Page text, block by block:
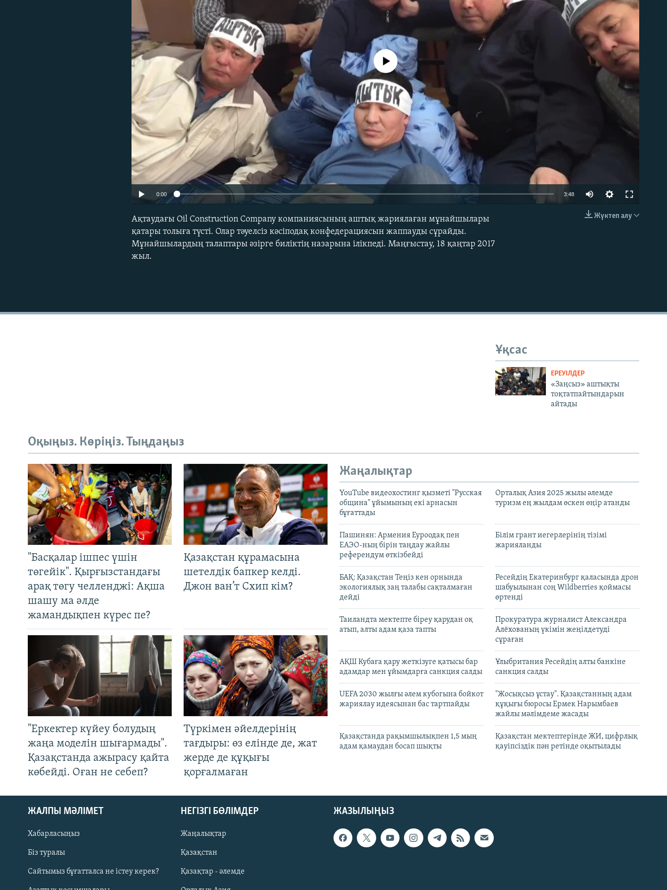
Русский
EMBED
No media source currently available
0:00 3:48
Жүктеп алу
Ақтаудағы Oil Construction Company компаниясының аштық жариялаған мұнайшылары
қатары толыға түсті. Олар тәуелсіз кәсіподақ конфедерациясын жаппауды сұрайды.
Мұнайшылардың талаптары әзірге биліктің назарына ілікпеді. Маңғыстау, 18 қаңтар 2017
жыл.
Ұқсас
ЕРЕУІЛДЕР
«Заңсыз» аштықты
тоқтатпайтындарын
айтады
Оқыңыз. Көріңіз. Тыңдаңыз
"Басқалар ішпес үшін
төгейік". Қырғызстандағы
арақ төгу челленджі: Ақша
шашу ма әлде
жамандықпен күрес пе?
Қазақстан құрамасына
шетелдік бапкер келді.
Джон ван’т Схип кім?
"Еркектер күйеу болудың
жаңа моделін шығармады".
Қазақстанда ажырасу қайта
көбейді. Оған не себеп?
Түркімен әйелдерінің
тағдыры: өз елінде де, жат
жерде де құқығы
қорғалмаған
Жаңалықтар
YouTube видеохостинг қызметі "Русская
община" ұйымының екі арнасын
бұғаттады
Орталық Азия 2025 жылы әлемде
туризм ең жылдам өскен өңір атанды
Пашинян: Армения Еуроодақ пен
ЕАЭО-ның бірін таңдау жайлы
референдум өткізбейді
Білім грант иегерлерінің тізімі
жарияланды
БАҚ: Қазақстан Теңіз кен орнында
экологиялық заң талабы сақталмаған
дейді
Ресейдің Екатеринбург қаласында дрон
шабуылынан соң Wildberries қоймасы
өртенді
Таиландта мектепте біреу қарудан оқ
атып, алты адам қаза тапты
Прокуратура журналист Александра
Алёхованың үкімін жеңілдетуді
сұраған
АҚШ Кубаға қару жеткізуге қатысы бар
адамдар мен ұйымдарға санкция салды
Ұлыбритания Ресейдің алты банкіне
санкция салды
UEFA 2030 жылғы әлем кубогына бойкот
жариялау идеясынан бас тартпайды
"Жосықсыз ұстау". Қазақстанның адам
құқығы бюросы Ермек Нарымбаев
жайлы мәлімдеме жасады
Қазақстанда рақымшылықпен 1,5 мың
адам қамаудан босап шықты
Қазақстан мектептерінде ЖИ, цифрлық
қауіпсіздік пән ретінде оқытылады
ЖАЗЫЛЫҢЫЗ
ЖАЛПЫ МӘЛІМЕТ
Хабарласыңыз
Біз туралы
Сайтымыз бұғатталса не істеу керек?
НЕГІЗГІ БӨЛІМДЕР
Жаңалықтар
Қазақстан
Қазақтар - әлемде